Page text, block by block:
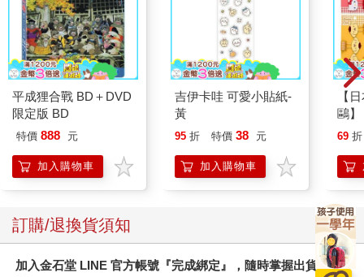
平成狸合戰 BD＋DVD
限定版 BD
特價 888 元
加入購物車
吉伊卡哇 可愛小貼紙-
黃
95 折 特價 38 元
加入購物車
【
鷗
(8款
企鵝
69 折
訂購/退換貨須知
加入金石堂 LINE 官方帳號『完成綁定』，隨時掌握出貨動